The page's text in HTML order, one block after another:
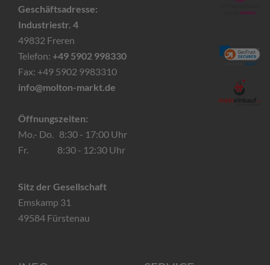
Geschäftsadresse:
Industriestr. 4
49832 Freren
Telefon: +49 5902 998330
Fax: +49 5902 9983310
info@molton-markt.de
Öffnungszeiten:
Mo.- Do. 8:30 - 17:00 Uhr
Fr. 8:30 - 12:30 Uhr
Sitz der Gesellschaft
Emskamp 31
49584 Fürstenau